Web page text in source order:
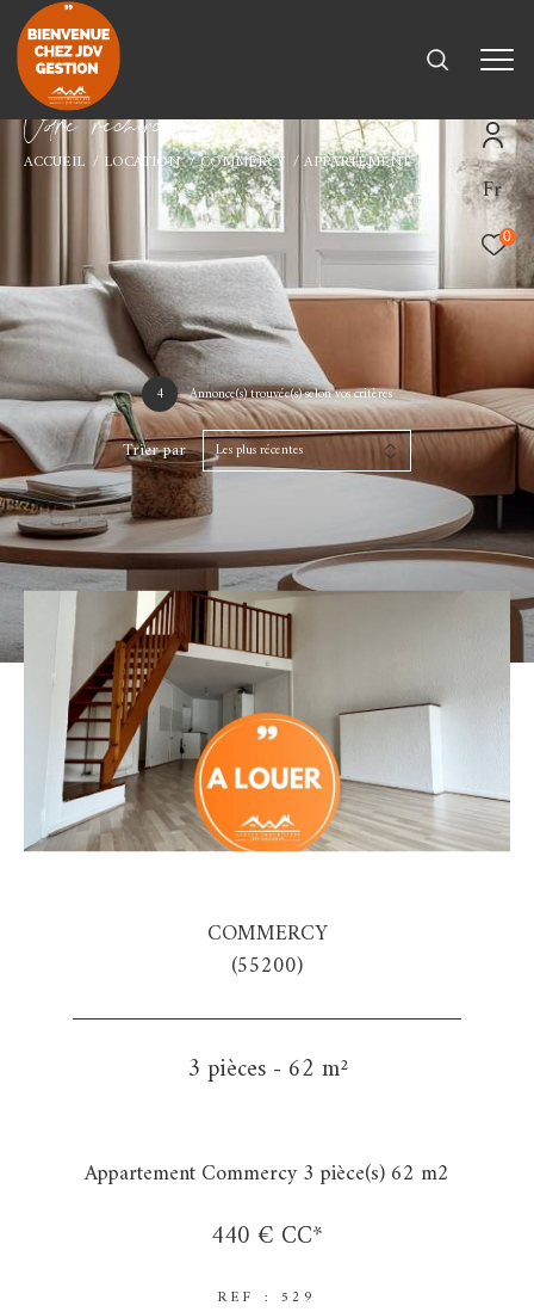
Fr
0
Vore recece
ACCUEIL LOCATION COMMERCY APPARTEMENT
4 Annonce(s) trouvée(s) selon vos critères
Trier par Les plus récentes
COMMERCY
(55200)
3 pièces - 62 m²
Appartement Commercy 3 pièce(s) 62 m2
440 € CC*
REF : 529